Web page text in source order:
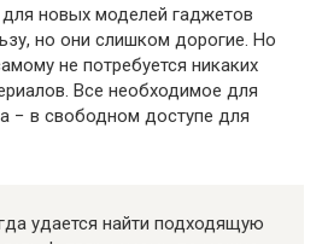
новых моделей гаджетов
но они слишком дорогие. Но
не потребуется никаких
Все необходимое для
− в свободном доступе для
удается найти подходящую